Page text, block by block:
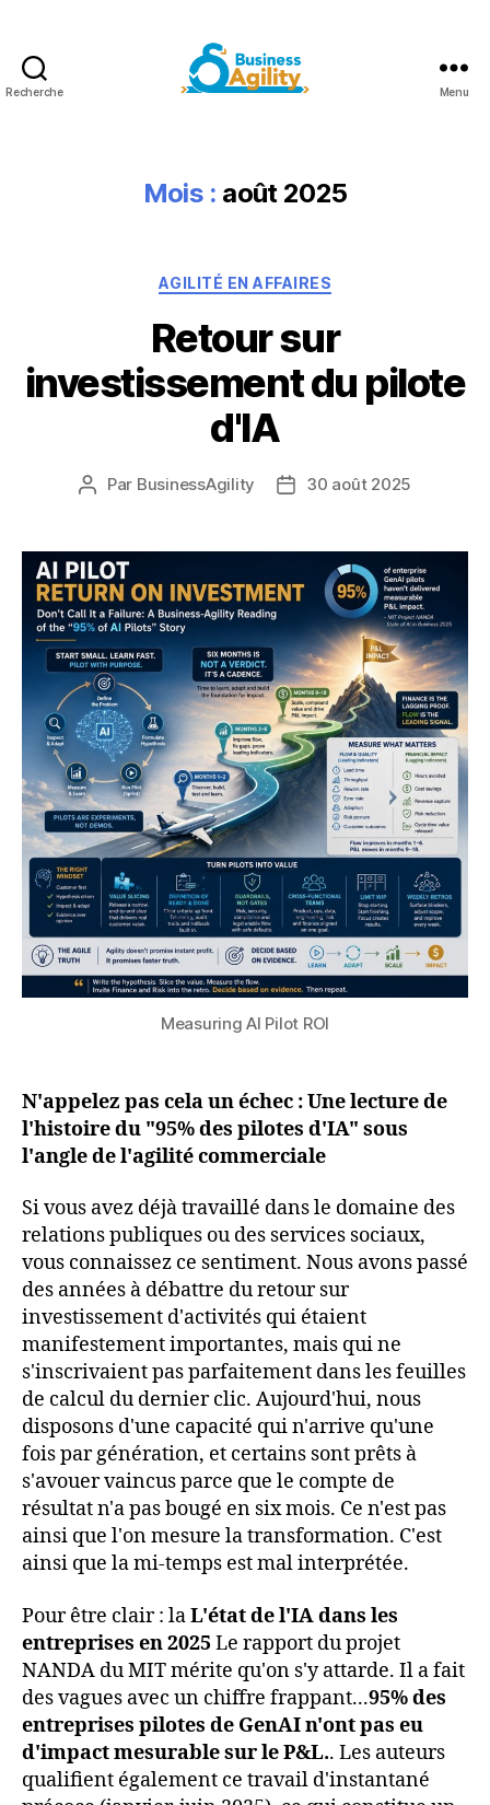
Recherche Menu
Mois : août 2025
Catégories
AGILITÉ EN AFFAIRES
Retour sur
investissement du pilote
d'IA
Auteur
Par BusinessAgility
Date30 août 2025
Measuring AI Pilot ROI
N'appelez pas cela un échec : Une lecture de
l'histoire du "95% des pilotes d'IA" sous
l'angle de l'agilité commerciale
Si vous avez déjà travaillé dans le domaine des
relations publiques ou des services sociaux,
vous connaissez ce sentiment. Nous avons passé
des années à débattre du retour sur
investissement d'activités qui étaient
manifestement importantes, mais qui ne
s'inscrivaient pas parfaitement dans les feuilles
de calcul du dernier clic. Aujourd'hui, nous
disposons d'une capacité qui n'arrive qu'une
fois par génération, et certains sont prêts à
s'avouer vaincus parce que le compte de
résultat n'a pas bougé en six mois. Ce n'est pas
ainsi que l'on mesure la transformation. C'est
ainsi que la mi-temps est mal interprétée.
Pour être clair : laL'état de l'IA dans les
entreprises en 2025 Le rapport du projet
NANDA du MIT mérite qu'on s'y attarde. Il a fait
des vagues avec un chiffre frappant...95% des
entreprises pilotes de GenAI n'ont pas eu
d'impact mesurable sur le P&L.. Les auteurs
qualifient également ce travail d'instantané